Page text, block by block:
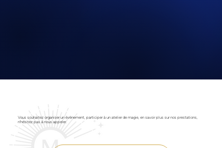
Vous souhaitez organiser un événement, participer à un atelier de magie, en savoir plus sur nos prestations,
n'hésitez pas à nous appeler.